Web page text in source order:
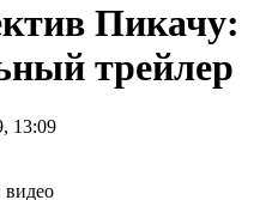
Пикачу:
трейлер
13:09